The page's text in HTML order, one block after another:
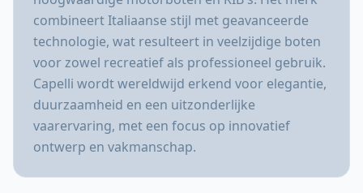
combineert Italiaanse stijl met geavanceerde
technologie, wat resulteert in veelzijdige boten
voor zowel recreatief als professioneel gebruik.
Capelli wordt wereldwijd erkend voor elegantie,
duurzaamheid en een uitzonderlijke
vaarervaring, met een focus op innovatief
ontwerp en vakmanschap.